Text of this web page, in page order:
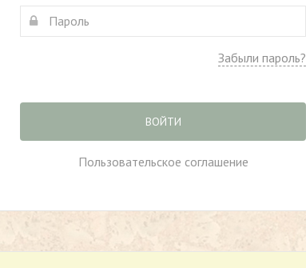
Забыли пароль?
ВОЙТИ
Пользовательское соглашение